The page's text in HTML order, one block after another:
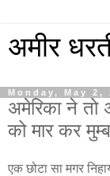
अमीर
Monday, May 2,
अमेरिका ने तो
को मार कर
एक छोटा सा मगर